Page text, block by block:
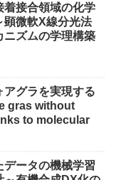
着接合領域の化学
顕微軟X線分光法
ニズムの学理構築
アグラを実現する
gras without
to molecular
データの機械学習